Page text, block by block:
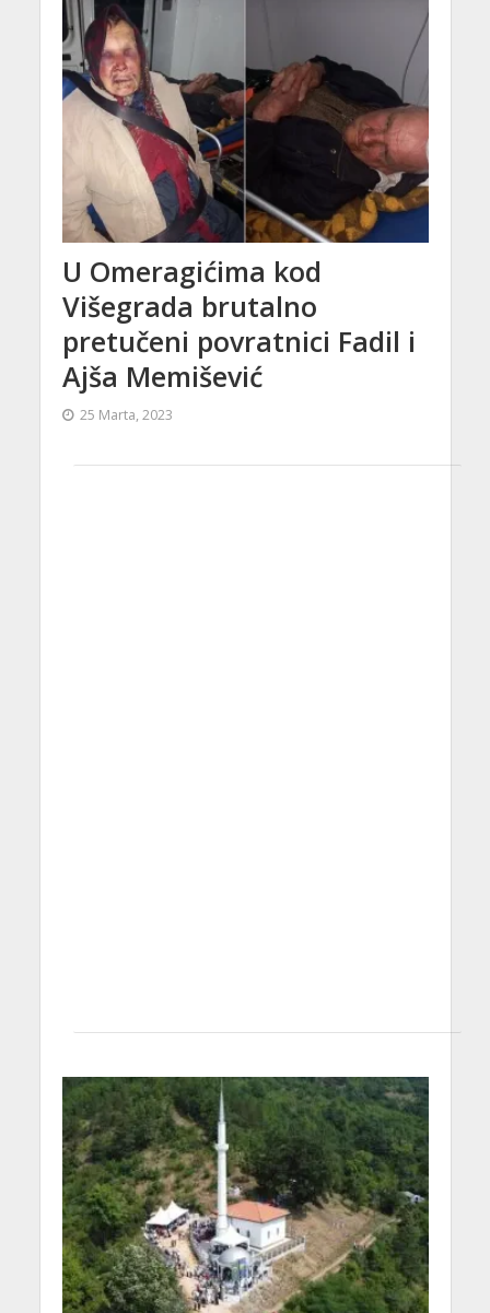
U Omeragićima kod
Višegrada brutalno
pretučeni povratnici Fadil i
Ajša Memišević
25 Marta, 2023